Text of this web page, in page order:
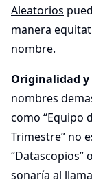
Aleatorios
manera
nombre.
Originalidad y
nombres
como “Equipo
Trimestre” no
“Datascopios”
sonaría al